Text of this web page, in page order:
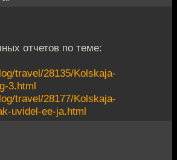
отчетов по теме:
travel/28135/Kolskaja-
3.html
travel/28177/Kolskaja-
uvidel-ee-ja.html